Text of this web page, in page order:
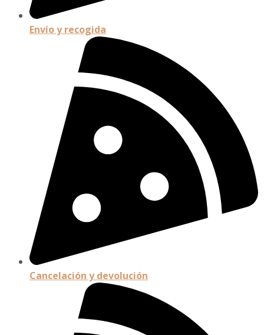
Envío y recogida
Cancelación y devolución